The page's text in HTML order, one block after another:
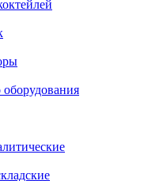
оборудования